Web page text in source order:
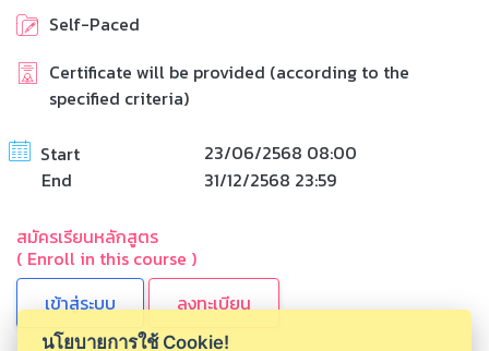
Self-Paced
Certificate will be provided (according to the
specified criteria)
Start
23/06/2568 08:00
End
31/12/2568 23:59
สมัครเรียนหลักสูตร
( Enroll in this course )
ลงทะเบียน
นโยบายการใช้ Cookie!